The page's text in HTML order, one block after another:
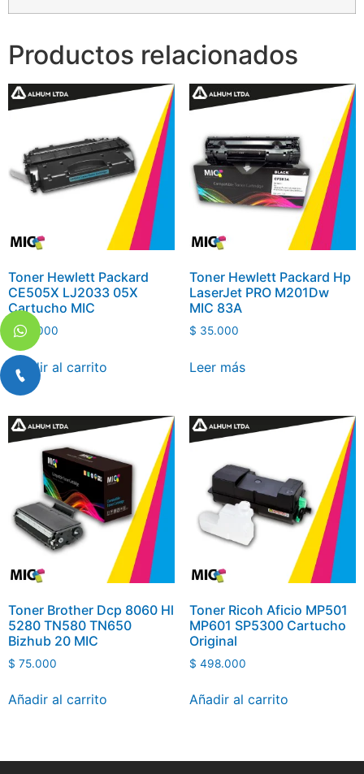
Productos relacionados
Toner Hewlett Packard
CE505X LJ2033 05X
Cartucho MIC
$49.000
Añadir al carrito
Toner Hewlett Packard Hp
LaserJet PRO M201Dw
MIC 83A
$ 35.000
Leer más
Toner Brother Dcp 8060 Hl
5280 TN580 TN650
Bizhub 20 MIC
$ 75.000
Añadir al carrito
Toner Ricoh Aficio MP501
MP601 SP5300 Cartucho
Original
$ 498.000
Añadir al carrito